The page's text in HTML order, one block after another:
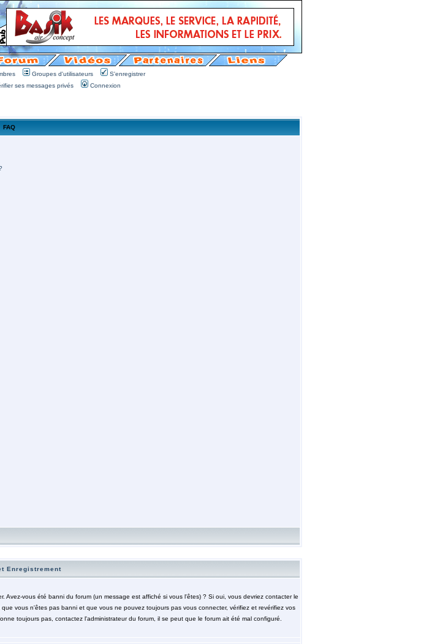
Groupes d'utilisateurs
S'enregistrer
ses messages privés Connexion
FAQ
Enregistrement
vous été banni du forum (un message est affiché si vous l'êtes) ? Si oui, vous devriez contacter le
vous n'êtes pas banni et que vous ne pouvez toujours pas vous connecter, vérifiez et revérifiez vos
toujours pas, contactez l'administrateur du forum, il se peut que le forum ait été mal configuré.